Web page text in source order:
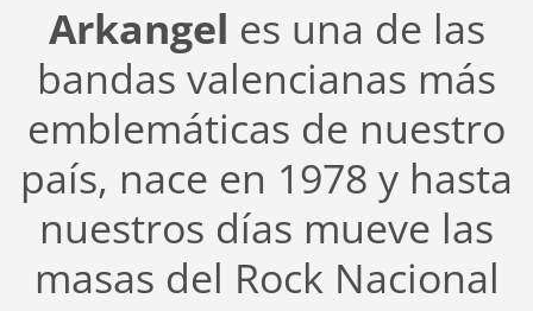
Arkangel es una de las
bandas valencianas más
emblemáticas de nuestro
país, nace en 1978 y hasta
nuestros días mueve las
masas del Rock Nacional